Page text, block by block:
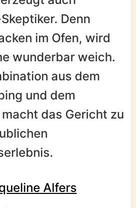
Denn
im Ofen, wird
wunderbar weich.
aus dem
und dem
das Gericht zu
Alfers